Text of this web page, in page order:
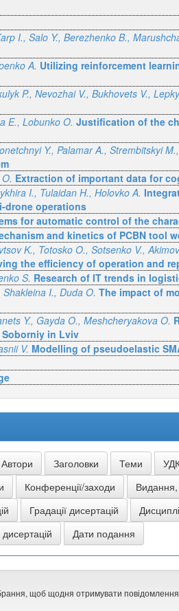
I., Salo Y., Berezhenko B.,
A. Utilizing reinforcement
P., Nevozhai V., Bukhovets V.,
E., Lobunko O. Justification of the
Y., Palamar A., Strembitskyi
Extraction of important data for
I., Tulaidan H., Holovko A.
drone operations
for automatic control of the
and kinetics of PCBN tool
K., Totosko O., Sotsenko V.,
the efficiency of operation and
S. Research of IT trends in
I., Duda O. The impact of
Y., Gayda O., Meshcheryakova O.
Soborniy in Lviv
V. Modelling of pseudoelastic
щоб щодня отримувати